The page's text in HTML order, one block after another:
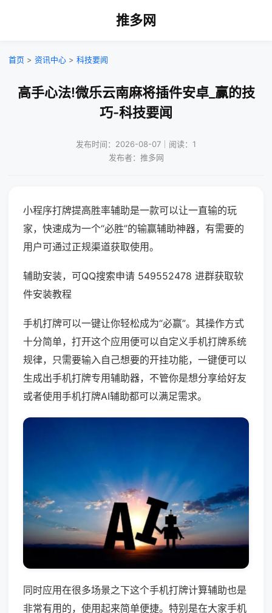
推多网
首页 > 资讯中心 > 科技要闻
高手心法!微乐云南麻将插件安卓_赢的技
巧-科技要闻
发布时间：2026-08-07｜阅读：1
发布者：推多网
小程序打牌提高胜率辅助是一款可以让一直输的玩
家，快速成为一个“必胜”的输赢辅助神器，有需要的
用户可通过正规渠道获取使用。
辅助安装，可QQ搜索申请 549552478 进群获取软
件安装教程
手机打牌可以一键让你轻松成为“必赢”。其操作方式
十分简单，打开这个应用便可以自定义手机打牌系统
规律，只需要输入自己想要的开挂功能，一键便可以
生成出手机打牌专用辅助器，不管你是想分享给好友
或者使用手机打牌AI辅助都可以满足需求。
同时应用在很多场景之下这个手机打牌计算辅助也是
非常有用的，使用起来简单便捷。特别是在大家手机